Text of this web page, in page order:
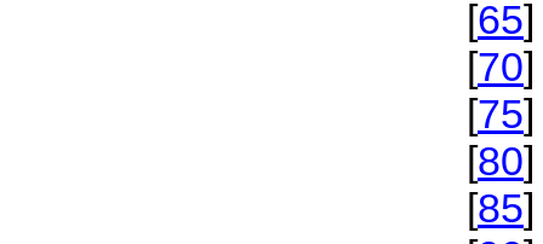
[65]
[70]
[75]
[80]
[85]